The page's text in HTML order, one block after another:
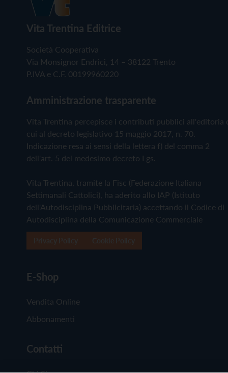
Vita Trentina Editrice
Società Cooperativa
Via Monsignor Endrici, 14 – 38122 Trento
P.IVA e C.F. 00199960220
Amministrazione trasparente
Vita Trentina percepisce i contributi pubblici all'editoria
cui al decreto legislativo 15 maggio 2017, n. 70.
Indicazione resa ai sensi della lettera f) del comma 2
dell'art. 5 del medesimo decreto Lgs.
Vita Trentina, tramite la Fisc (Federazione Italiana
Settimanali Cattolici), ha aderito allo IAP (Istituto
dell'Autodisciplina Pubblicitaria) accettando il Codice di
Autodisciplina della Comunicazione Commerciale
E-Shop
Vendita Online
Abbonamenti
Contatti